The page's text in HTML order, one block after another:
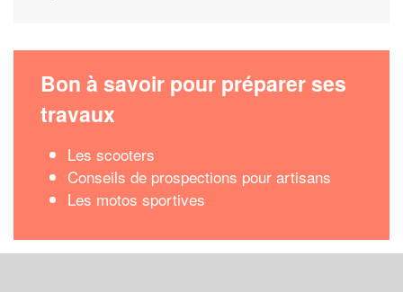
Bon à savoir pour préparer ses
travaux
Les scooters
Conseils de prospections pour artisans
Les motos sportives